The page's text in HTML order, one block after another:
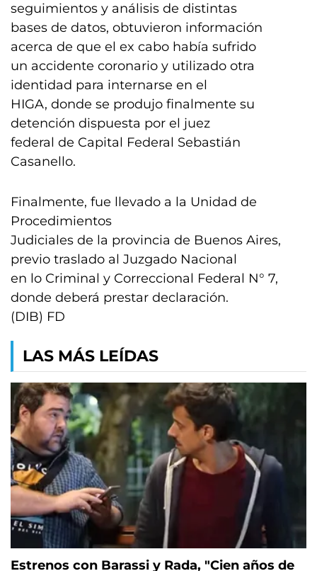
seguimientos y análisis de distintas
bases de datos, obtuvieron información
acerca de que el ex cabo había sufrido
un accidente coronario y utilizado otra
identidad para internarse en el
HIGA, donde se produjo finalmente su
detención dispuesta por el juez
federal de Capital Federal Sebastián
Casanello.
Finalmente, fue llevado a la Unidad de
Procedimientos
Judiciales de la provincia de Buenos Aires,
previo traslado al Juzgado Nacional
en lo Criminal y Correccional Federal N° 7,
donde deberá prestar declaración.
(DIB) FD
LAS MÁS LEÍDAS
Estrenos con Barassi y Rada, "Cien años de